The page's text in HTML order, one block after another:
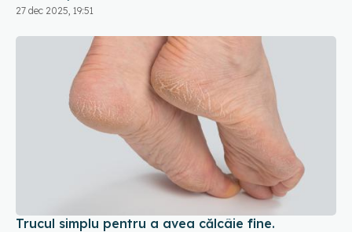
Trucul simplu pentru a avea călcâie fine.
25 aug 2025, 09:13